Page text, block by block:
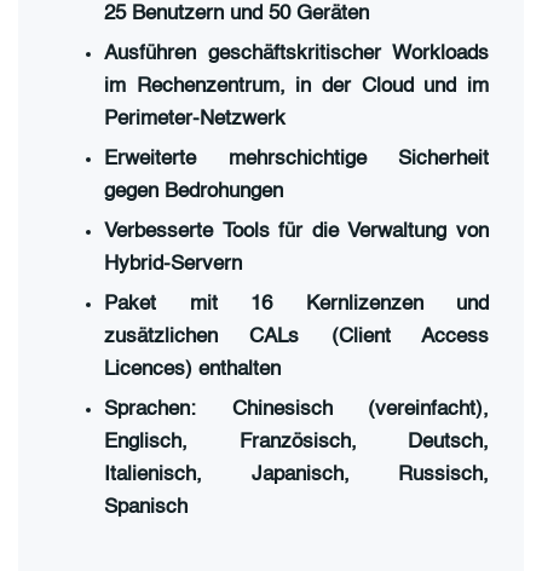
25 Benutzern und 50 Geräten
Ausführen geschäftskritischer Workloads
im Rechenzentrum, in der Cloud und im
Perimeter-Netzwerk
Erweiterte mehrschichtige Sicherheit
gegen Bedrohungen
Verbesserte Tools für die Verwaltung von
Hybrid-Servern
Paket mit 16 Kernlizenzen und
zusätzlichen CALs (Client Access
Licences) enthalten
Sprachen: Chinesisch (vereinfacht),
Englisch, Französisch, Deutsch,
Italienisch, Japanisch, Russisch,
Spanisch